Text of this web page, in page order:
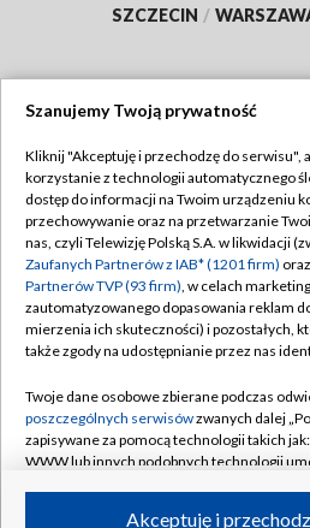
SZCZECIN /
TVP
Abonament TVP
Emisja w TVP
Centrum informacji TVP
Naziemna Telewizja Cyfrowa
Rada Programowa
System NOS
Informacje o nadawcy
Regulamin
Polityka
Moje
Pomoc
Kontakt
Kanały
Szanujemy Twoją prywatność
Kliknij "Akceptuję i przechodzę do serwisu",
korzystanie z technologii automatycznego
dostęp do informacji na Twoim urządzeniu
przechowywanie oraz na przetwarzanie
nas, czyli Telewizję Polską S.A. w likwidacji
Zaufanych Partnerów z IAB* (1201 firm)
Partnerów TVP (93 firm), w celach
zautomatyzowanego dopasowania reklam
mierzenia ich skuteczności) i pozostałych,
także zgody na udostępnianie przez nas
Twoje dane osobowe zbierane podczas
poszczególnych serwisówzwanych dalej
zapisywane za pomocą technologii takich
WWW lub innych podobnych technologii
Akceptuję i